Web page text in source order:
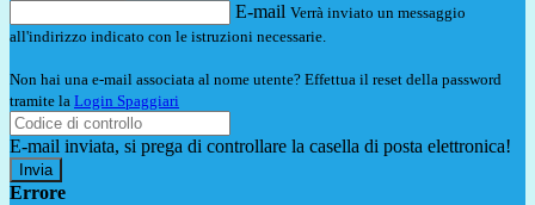
E-mail Verrà inviato un messaggio
all'indirizzo indicato con le istruzioni necessarie.
Non hai una e-mail associata al nome utente? Effettua il reset della password
tramite la Login Spaggiari
E-mail inviata, si prega di controllare la casella di posta elettronica!
Errore